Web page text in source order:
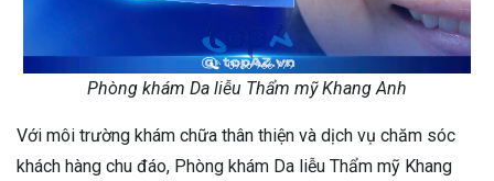
Phòng khám Da liễu Thẩm mỹ Khang Anh
Với môi trường khám chữa thân thiện và dịch vụ chăm sóc
khách hàng chu đáo, Phòng khám Da liễu Thẩm mỹ Khang